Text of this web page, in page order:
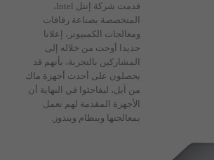
قدمت شركة إنتل Intel،
المتخصصة بصناعة رقاقات
ومعالجات الكمبيوتر، إعلانا
جديدا أوحت من خلاله إلى
المشاركين بالتجربة، بأنهم قد
يحصلون على أحدث أجهزة ماك
من آبل، ليفاجئوا في النهاية أن
الأجهزة المقدمة لهم تعمل
بمعالجتها وبنظام ويندوز.